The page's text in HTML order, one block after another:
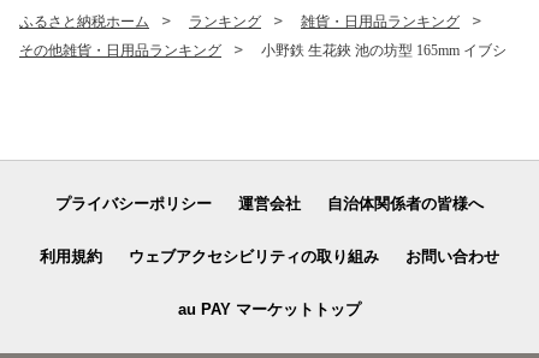
ふるさと納税ホーム ランキング
雑貨・日用品ランキング
その他雑貨・日用品ランキング
小野鉄 生花鋏 池の坊型 165mm イブシ
プライバシーポリシー 運営会社 自治体関係者の皆様へ
利用規約 ウェブアクセシビリティの取り組み お問い合わせ
au PAY マーケットトップ